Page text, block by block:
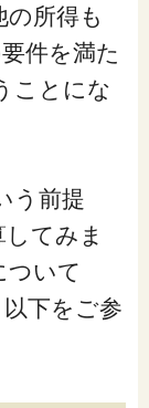
所得も
件を満た
ことにな
う前提
てみま
ついて
以下をご参